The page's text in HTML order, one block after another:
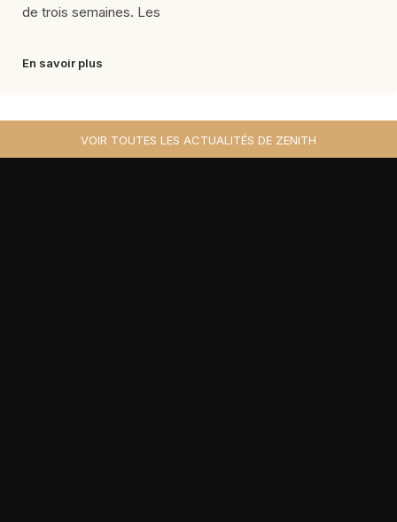
de trois semaines. Les
En savoir plus
VOIR TOUTES LES ACTUALITÉS DE ZENITH